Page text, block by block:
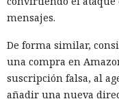
mensajes.
De forma similar,
una compra en
suscripción falsa, al
añadir una nueva